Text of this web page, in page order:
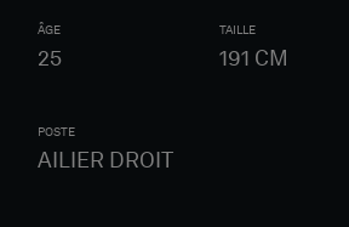
ÂGE
25
TAILLE
191 CM
POSTE
AILIER DROIT